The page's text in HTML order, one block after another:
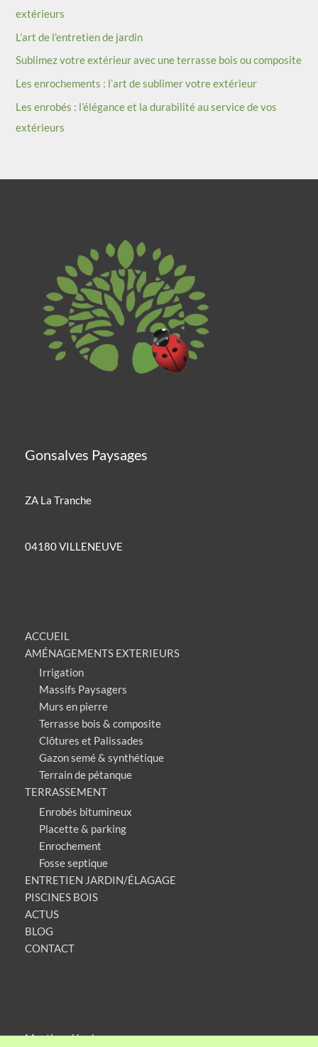
extérieurs
L’art de l’entretien de jardin
Sublimez votre extérieur avec une terrasse bois ou composite
Les enrochements : l’art de sublimer votre extérieur
Les enrobés : l’élégance et la durabilité au service de vos
extérieurs
Gonsalves Paysages
ZA La Tranche
04180 VILLENEUVE
ACCUEIL
AMÉNAGEMENTS EXTERIEURS
Irrigation
Massifs Paysagers
Murs en pierre
Terrasse bois & composite
Clôtures et Palissades
Gazon semé & synthétique
Terrain de pétanque
TERRASSEMENT
Enrobés bitumineux
Placette & parking
Enrochement
Fosse septique
ENTRETIEN JARDIN/ÉLAGAGE
PISCINES BOIS
ACTUS
BLOG
CONTACT
Mentions légales